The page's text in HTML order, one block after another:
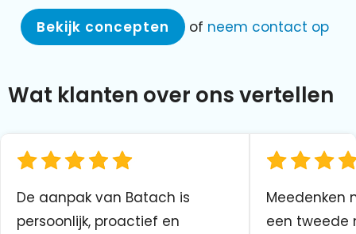
Bekijk concepten of neem contact op
Wat klanten over ons vertellen
De aanpak van Batach is
persoonlijk, proactief en
Meedenken
een tweede